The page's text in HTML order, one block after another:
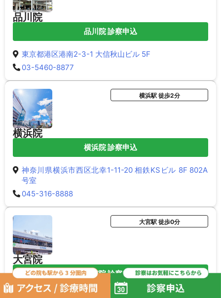
品川院
品川院 診察申込
東京都港区港南2-3-1 大信秋山ビル 5F
03-5460-8877
横浜院
横浜駅 徒歩2分
横浜院 診察申込
神奈川県横浜市西区北幸1-11-20 相鉄KSビル 8F 802A
号室
045-316-8888
大宮院
大宮駅 徒歩0分
大宮院 診察申込